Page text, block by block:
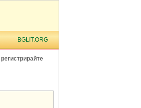
BGLIT.ORG
регистрирайте